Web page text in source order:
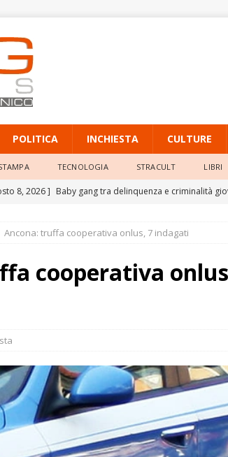
POLITICA INCHIESTA CULTURE
TECNOLOGIA STRACULT LIBRI
8, 2026 ] Baby gang tra delinquenza e criminalità
8, 2026 ] Meteo, la quarta ondata di calore persiste
Polizia Locale di Raffadali, il TAR accoglie il
8, 2026 ]
WINE NOT? 2026 È L’EDIZIONE DEI RECORD:
DI ROMETTA
ISTANTANEA
Ancona: truffa cooperativa onlus, 7 indagati
cooperativa